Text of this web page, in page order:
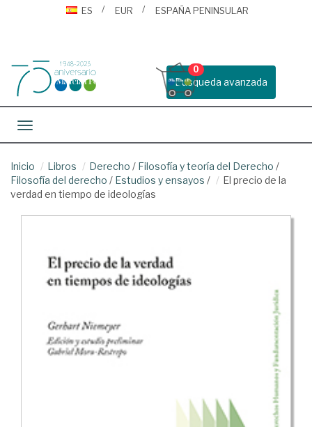
ES
EUR ESPAÑA PENINSULAR
Busqueda avanzada
0
Toggle navigation
Inicio Libros Derecho / Filosofía y teoría del Derecho /
Filosofía del derecho / Estudios y ensayos /
El precio de la
verdad en tiempo de ideologías